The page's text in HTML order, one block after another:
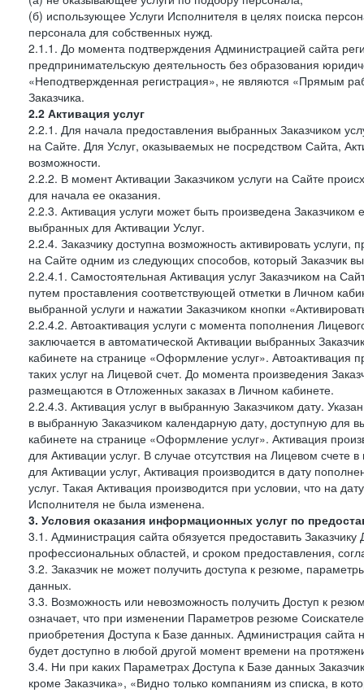
(б) использующее Услуги Исполнителя в целях поиска
персонала для собственных нужд.
2.1.1. До момента подтверждения Администрацией сайта
предпринимательскую деятельность без образования
«Неподтвержденная регистрация», не являются «Прямым
Заказчика.
2.2 Активация услуг
2.2.1. Для начала предоставления выбранных Заказчиком
на Сайте. Для Услуг, оказываемых не посредством Сайта,
возможности.
2.2.2. В момент Активации Заказчиком услуги на Сайте
для начала ее оказания.
2.2.3. Активация услуги может быть произведена
выбранных для Активации Услуг.
2.2.4. Заказчику доступна возможность активировать
на Сайте одним из следующих способов, который Заказчик
2.2.4.1. Самостоятельная Активация услуг Заказчиком на
путем проставления соответствующей отметки в Личном
выбранной услуги и нажатии Заказчиком кнопки
2.2.4.2. Автоактивация услуги с момента пополнения
заключается в автоматической Активации выбранных
кабинете на странице «Оформление услуг». Автоактивация
таких услуг на Лицевой счет. До момента произведения
размещаются в Отложенных заказах в Личном кабинете.
2.2.4.3. Активация услуг в выбранную Заказчиком дату.
в выбранную Заказчиком календарную дату, доступную для
кабинете на странице «Оформление услуг». Активация
для Активации услуг. В случае отсутствия на Лицевом
для Активации услуг, Активация производится в дату
услуг. Такая Активация производится при условии, что на
Исполнителя не была изменена.
3. Условия оказания информационных услуг по
3.1. Администрация сайта обязуется предоставить
профессиональных областей, и сроком предоставления,
3.2. Заказчик не может получить доступа к резюме,
данных.
3.3. Возможность или невозможность получить Доступ к
означает, что при изменении Параметров резюме
приобретения Доступа к Базе данных. Администрация
будет доступно в любой другой момент времени на
3.4. Ни при каких Параметрах Доступа к Базе данных
кроме Заказчика», «Видно только компаниям из списка, в